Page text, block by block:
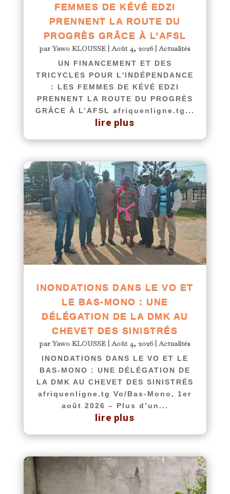
FEMMES DE KÉVÉ EDZI
PRENNENT LA ROUTE DU
PROGRÈS GRÂCE À L’AFSL
parYawo KLOUSSE |Août 4, 2026|Actualités
UN FINANCEMENT ET DES
TRICYCLES POUR L'INDÉPENDANCE
: LES FEMMES DE KÉVÉ EDZI
PRENNENT LA ROUTE DU PROGRÈS
GRÂCE À L’AFSL afriquenligne.tg...
lire plus
INONDATIONS DANS LE VO ET
LE BAS-MONO : UNE
DÉLÉGATION DE LA DMK AU
CHEVET DES SINISTRÉS
parYawo KLOUSSE |Août 4, 2026|Actualités
INONDATIONS DANS LE VO ET LE
BAS-MONO : UNE DÉLÉGATION DE
LA DMK AU CHEVET DES SINISTRÉS
afriquenligne.tg Vo/Bas-Mono, 1er
août 2026 – Plus d’un...
lire plus